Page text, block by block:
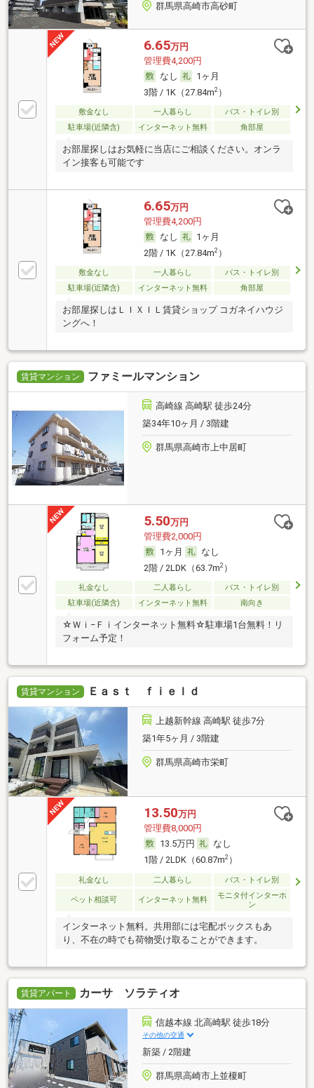
群馬県高崎市高砂町
6.65万円
管理費4,200円
なし
1ヶ月
3階 / 1K（27.84m2）
敷金なし 一人暮らし
バス・トイレ別
駐車場(近隣含)
インターネット無料 角部屋
お部屋探しはお気軽に当店にご相談ください。オンラ
イン接客も可能です
6.65万円
管理費4,200円
なし
1ヶ月
2階 / 1K（27.84m2）
敷金なし 一人暮らし
バス・トイレ別
駐車場(近隣含)
インターネット無料 角部屋
お部屋探しはＬＩＸＩＬ賃貸ショップ コガネイハウジ
ングへ！
賃貸マンション ファミールマンション
高崎線 高崎駅 徒歩24分
築34年10ヶ月 / 3階建
群馬県高崎市上中居町
5.50万円
管理費2,000円
1ヶ月
なし
2階 / 2LDK（63.7m2）
礼金なし 二人暮らし
バス・トイレ別
駐車場(近隣含)
インターネット無料 南向き
☆Ｗｉ−Ｆｉインターネット無料☆駐車場1台無料！リ
フォーム予定！
賃貸マンション Ｅａｓｔ ｆｉｅｌｄ
上越新幹線 高崎駅 徒歩7分
築1年5ヶ月 / 3階建
群馬県高崎市栄町
13.50万円
管理費8,000円
13.5万円
なし
1階 / 2LDK（60.87m2）
礼金なし 二人暮らし バス・トイレ別
ペット相談可 インターネット無料
モニタ付インターホ
ン
インターネット無料。共用部には宅配ボックスもあ
り、不在の時でも荷物受け取ることができます。
賃貸アパート カーサ ソラティオ
信越本線 北高崎駅 徒歩18分
その他の交通
新築 / 2階建
群馬県高崎市上並榎町